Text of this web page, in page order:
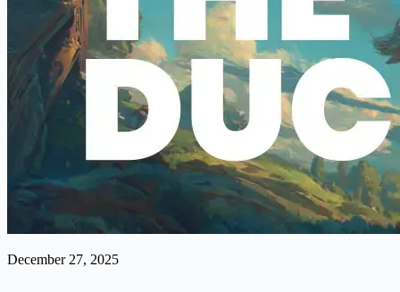
December 27, 2025